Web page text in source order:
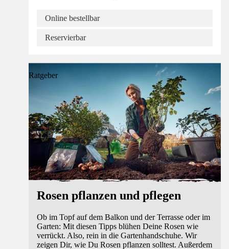
Online bestellbar
Reservierbar
Ratgeber
Rosen pflanzen und pflegen
Ob im Topf auf dem Balkon und der Terrasse oder im
Garten: Mit diesen Tipps blühen Deine Rosen wie
verrückt. Also, rein in die Gartenhandschuhe. Wir
zeigen Dir, wie Du Rosen pflanzen solltest. Außerdem